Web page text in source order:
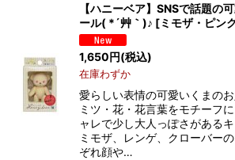
【ハニーベア】SNSで話題の
ール( *´艸｀)♪ [ミモザ・ピン
1,650円(税込)
在庫わずか
愛らしい表情の可愛いくまの
ミツ・花・花言葉をモチーフ
ャレで少し大人っぽさがある
ミモザ、レンゲ、クローバー
ぞれ顔や…